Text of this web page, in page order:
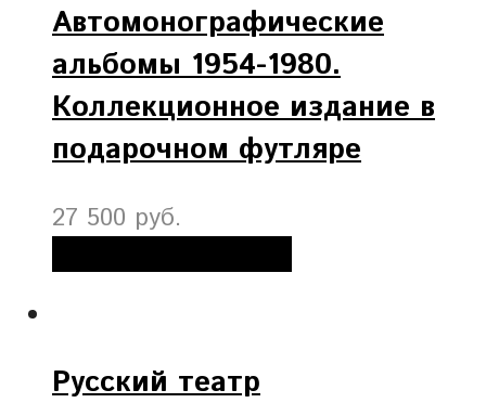
Автомонографические
альбомы 1954-1980.
Коллекционное издание в
подарочном футляре
27 500 руб.
Русский театр